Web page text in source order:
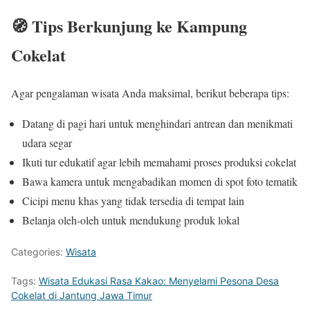
🧭 Tips Berkunjung ke Kampung
Cokelat
Agar pengalaman wisata Anda maksimal, berikut beberapa tips:
Datang di pagi hari untuk menghindari antrean dan menikmati
udara segar
Ikuti tur edukatif agar lebih memahami proses produksi cokelat
Bawa kamera untuk mengabadikan momen di spot foto tematik
Cicipi menu khas yang tidak tersedia di tempat lain
Belanja oleh-oleh untuk mendukung produk lokal
Categories: Wisata
Tags: Wisata Edukasi Rasa Kakao: Menyelami Pesona Desa
Cokelat di Jantung Jawa Timur